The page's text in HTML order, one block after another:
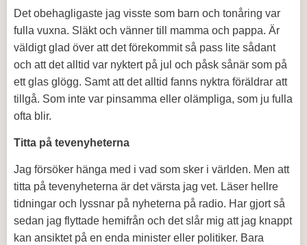
Det obehagligaste jag visste som barn och tonåring var
fulla vuxna. Släkt och vänner till mamma och pappa. Är
väldigt glad över att det förekommit så pass lite sådant
och att det alltid var nyktert på jul och påsk sånär som på
ett glas glögg. Samt att det alltid fanns nyktra föräldrar att
tillgå. Som inte var pinsamma eller olämpliga, som ju fulla
ofta blir.
Titta på tevenyheterna
Jag försöker hänga med i vad som sker i världen. Men att
titta på tevenyheterna är det värsta jag vet. Läser hellre
tidningar och lyssnar på nyheterna på radio. Har gjort så
sedan jag flyttade hemifrån och det slår mig att jag knappt
kan ansiktet på en enda minister eller politiker. Bara